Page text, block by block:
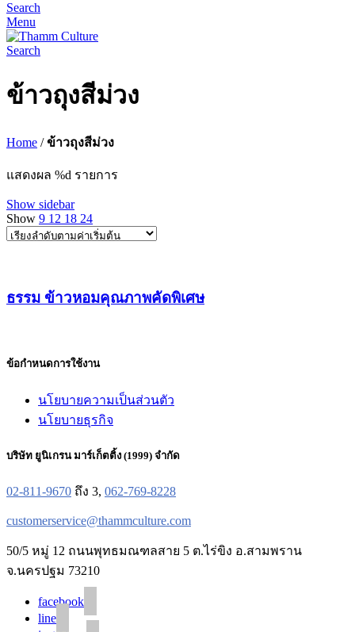
Search
Menu
Search
ข้าวถุงสีม่วง
Home /ข้าวถุงสีม่วง
แสดงผล %d รายการ
Show sidebar
Show 9 12 18 24
ธรรม ข้าวหอมคุณภาพคัดพิเศษ
ข้อกำหนดการใช้งาน
นโยบายความเป็นส่วนตัว
นโยบายธุรกิจ
บริษัท ยูนิเกรน มาร์เก็ตติ้ง (1999) จำกัด
02-811-9670 ถึง 3, 062-769-8228
customerservice@thammculture.com
50/5 หมู่ 12 ถนนพุทธมณฑลสาย 5 ต.ไร่ขิง อ.สามพราน
จ.นครปฐม 73210
facebook
line